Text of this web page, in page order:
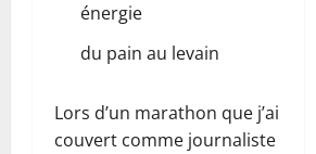
énergie
du pain au levain
Lors d’un marathon que j’ai
couvert comme journaliste